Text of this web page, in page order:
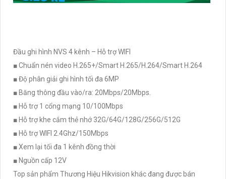
Đầu ghi hình NVS 4 kênh – Hỗ trợ WIFI
■ Chuẩn nén video H.265+/Smart H.265/H.264/Smart H.264
■ Độ phân giải ghi hình tối đa 6MP
■ Băng thông đầu vào/ra: 20Mbps/20Mbps.
■ Hỗ trợ 1 cổng mạng 10/100Mbps
■ Hỗ trợ khe cắm thẻ nhớ 32G/64G/128G/256G/512G
■ Hỗ trợ WIFI 2.4Ghz/150Mbps
■ Xem lại tối đa 1 kênh đồng thời
■ Nguồn cấp 12V
Top sản phẩm Thương Hiệu Hikvision khác đang được bán